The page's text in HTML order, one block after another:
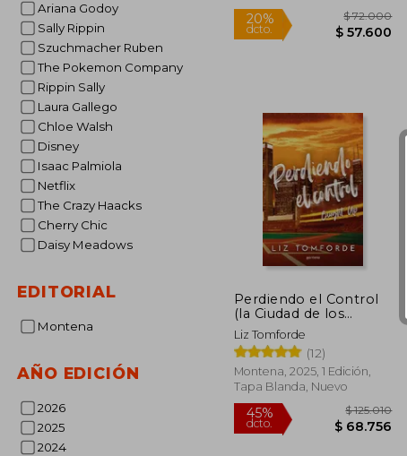
Ariana Godoy
Sally Rippin
Szuchmacher Ruben
The Pokemon Company
Rippin Sally
Laura Gallego
Chloe Walsh
Disney
Isaac Palmiola
Netflix
The Crazy Haacks
Cherry Chic
Daisy Meadows
EDITORIAL
Montena
AÑO EDICIÓN
2026
2025
2024
20%
dcto.
Rápido
Perdiendo el Control
(la Ciudad de los
Vientos 3)
Liz Tomforde
(12)
Montena, 2025, 1 Edición,
Tapa Blanda, Nuevo